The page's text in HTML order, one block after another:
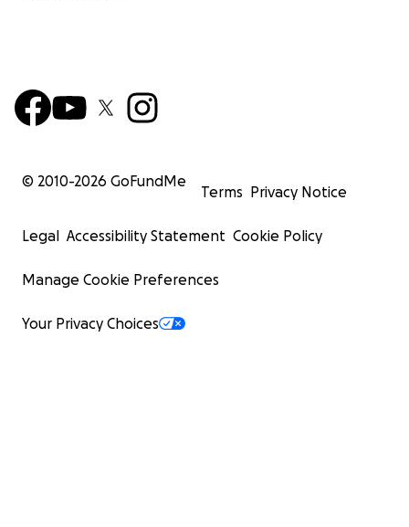
© 2010-2026 GoFundMe
Terms Privacy Notice
Legal Accessibility Statement Cookie Policy
Manage Cookie Preferences
Your Privacy Choices